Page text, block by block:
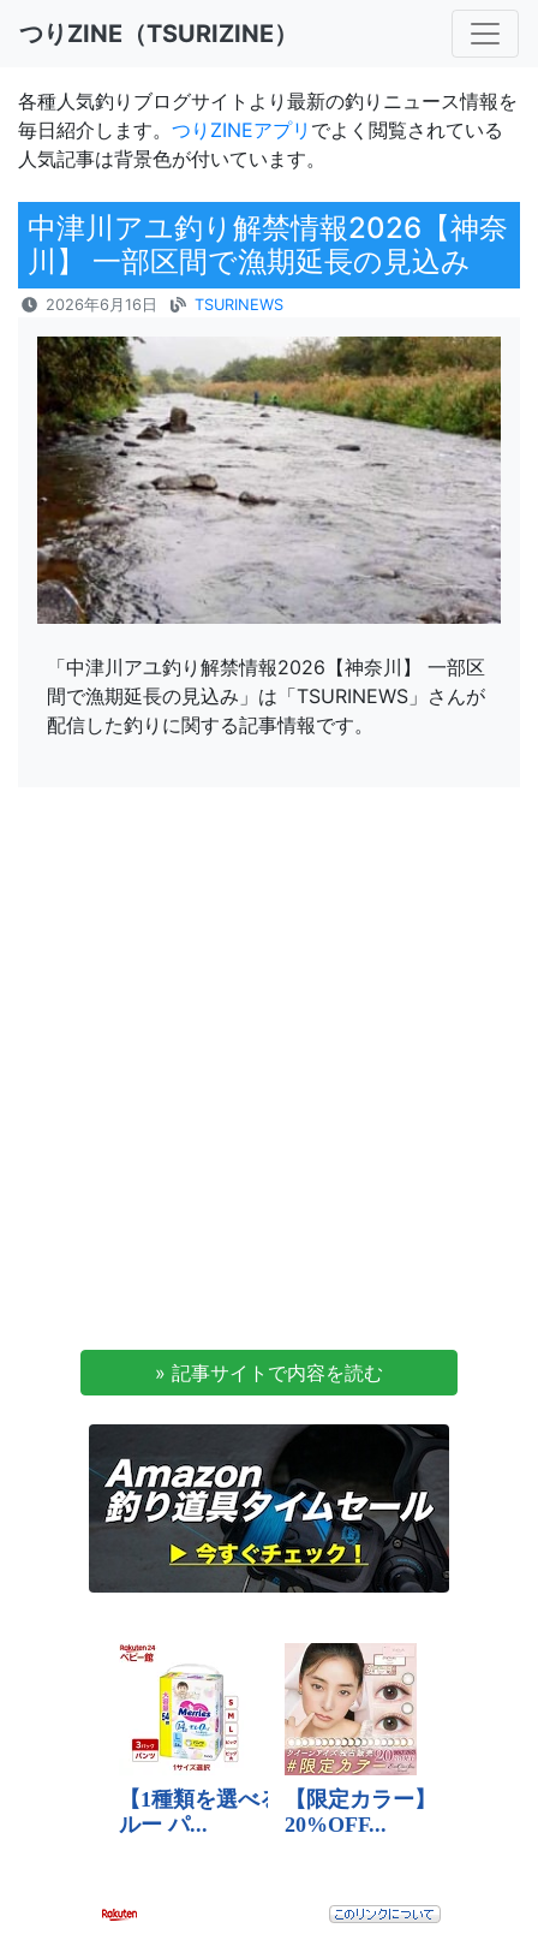
つりZINE（TSURIZINE）
各種人気釣りブログサイトより最新の釣りニュース情報を
毎日紹介します。 つりZINEアプリ でよく閲覧されている
人気記事は背景色が付いています。
中津川アユ釣り解禁情報2026【神奈
川】 一部区間で漁期延長の見込み
2026年6月16日 TSURINEWS
「中津川アユ釣り解禁情報2026【神奈川】 一部区
間で漁期延長の見込み」は「TSURINEWS」さんが
配信した釣りに関する記事情報です。
» 記事サイトで内容を読む